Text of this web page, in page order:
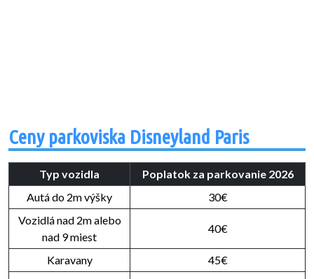
Ceny parkoviska Disneyland Paris
Typ vozidla
Poplatok za parkovanie 2026
Autá do 2m výšky
30€
Vozidlá nad 2m alebo
nad 9 miest
40€
Karavany
45€